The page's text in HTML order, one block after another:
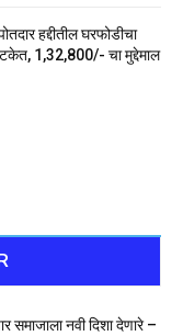
हद्दीतील घरफोडीचा
₹1,32,800/- चा मुद्देमाल
समाजाला नवी दिशा देणारे –